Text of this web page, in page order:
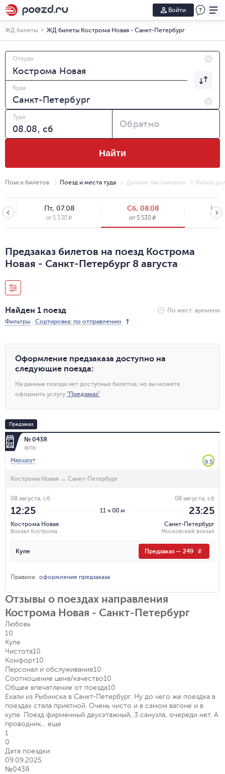
Войти
ЖД билеты ЖД билеты Кострома Новая - Санкт-Петербург
Откуда
Куда
Туда
Обратно
Найти
Поиск билетов Поезд и места туда Данные пассажиров Выбор
Пт, 07.08
от 5 530 R
Сб, 08.08
от 5 530 R
Вс,
от5
Предзаказ билетов на поезд Кострома
Новая - Санкт-Петербург 8 августа
Найден 1 поезд
По мест. времени
Фильтры
Сортировка: по отправлению
Оформление предзаказа доступно на
следующие поезда:
На данные поезда нет доступных билетов, но вы можете
оформить услугу "Предзаказ"
Предзаказ
№ 043Я
ФПК
Маршрут
9.5
Кострома Новая → Санкт-Петербург
11 ч 00 м
08 августа, сб
12:25
Кострома Новая
Вокзал Кострома
08 августа, сб
23:25
Санкт-Петербург
Московский вокзал
Купе Предзаказ — 249 R
Правила: оформление предзаказа
Отзывы о поездах направления
Кострома Новая - Санкт-Петербург
Любовь
10
Купе
Чистота10
Комфорт10
Персонал и обслуживание10
Соотношение цена/качество10
Общее впечатление от поезда10
Ехали из Рыбинска в Санкт-Петербург. Ну до чего же поездка в
поездах стала приятной. Очень чисто и в самом вагоне и в
купе. Поезд фирменный двухэтажный, 3 санузла, очереди нет. А
проводник... еще
1
0
Дата поездки:
09.09.2025
№043Я